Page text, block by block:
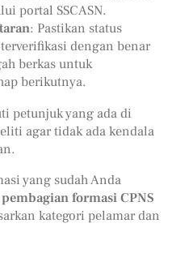
portal SSCASN.
: Pastikan status
dengan benar
berkas untuk
berikutnya.
petunjuk yang ada di
agar tidak ada kendala
yang sudah Anda
pembagian formasi CPNS
kategori pelamar dan